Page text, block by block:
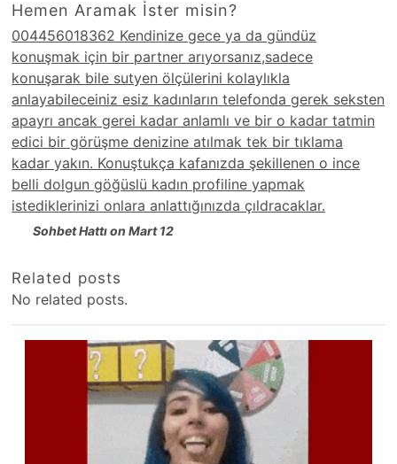
Hemen Aramak İster misin?
004456018362 Kendinize gece ya da gündüz
konuşmak için bir partner arıyorsanız,sadece
konuşarak bile sutyen ölçülerini kolaylıkla
anlayabileceiniz esiz kadınların telefonda gerek seksten
apayrı ancak gerei kadar anlamlı ve bir o kadar tatmin
edici bir görüşme denizine atılmak tek bir tıklama
kadar yakın. Konuştukça kafanızda şekillenen o ince
belli dolgun göğüslü kadın profiline yapmak
istediklerinizi onlara anlattığınızda çıldracaklar.
Sohbet Hattı on Mart 12
Related posts
No related posts.